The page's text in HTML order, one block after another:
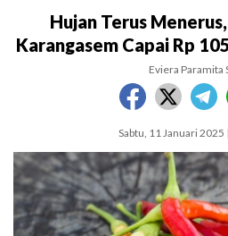
Hujan Terus
Karangasem Capai Rp
Eviera Paramita
Sabtu, 11 Januari 2025